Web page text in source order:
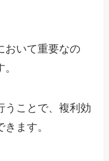
おいて重要なの
うことで、複利効
ます。